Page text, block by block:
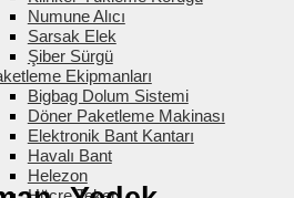
Numune Alıcı
Sarsak Elek
Şiber Sürgü
Ekipmanları
Bigbag Dolum Sistemi
Döner Paketleme Makinası
Elektronik Bant Kantarı
Havalı Bant
Helezon